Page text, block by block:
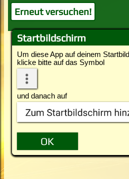
Startbildschirm
Um diese App auf deinem
klicke bitte auf das Symbol
und danach auf
Erneut versuchen!